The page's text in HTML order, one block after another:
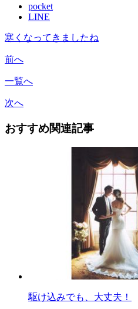
pocket
LINE
寒くなってきましたね
前へ
一覧へ
次へ
おすすめ関連記事
駆け込みでも、大丈夫！